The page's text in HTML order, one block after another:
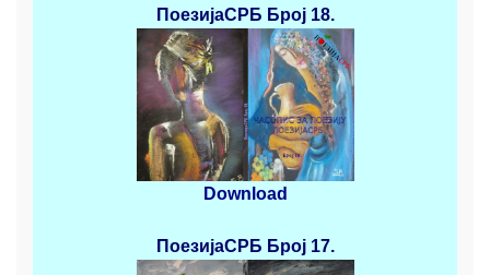
ПоезијаСРБ Број 18.
Download
ПоезијаСРБ Број 17.